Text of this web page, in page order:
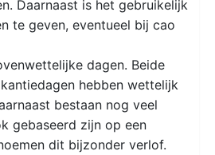
Daarnaast is het gebruikelijk
te geven, eventueel bij cao
dagen. Beide
hebben wettelijk
bestaan nog veel
gebaseerd zijn op een
dit bijzonder verlof.